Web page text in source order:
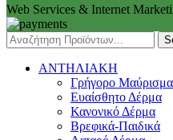
Web Services & Internet
ΑΝΤΗΛΙΑΚΗ
Γρήγορο Μαύρισμα
Ευαίσθητο Δέρμα
Κανονικό Δέρμα
Βρεφικά-Παιδικά